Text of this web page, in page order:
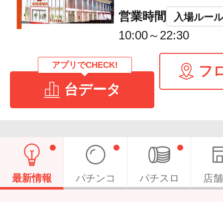
営業時間 入場ルール
10:00～22:30
アプリでCHECK!
台データ
フ
最新情報 パチンコ パチスロ 店